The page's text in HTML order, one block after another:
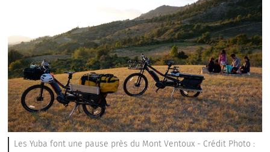
Les Yuba font une pause près du Mont Ventoux - Crédit Photo :